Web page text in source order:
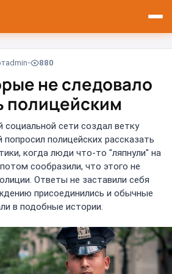
admin 880
не следовало
полицейским
социальной сети создал ветку
полицейских рассказать
когда люди что-то "ляпнули" на
сообразили, что этого не
Ответы не заставили себя
присоединились и обычные
в подобные истории.